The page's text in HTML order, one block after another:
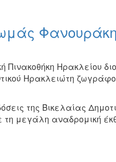
Πινακοθήκη Ηρακλείου
Ηρακλειώτη
της Βικελαίας
μεγάλη αναδρομική